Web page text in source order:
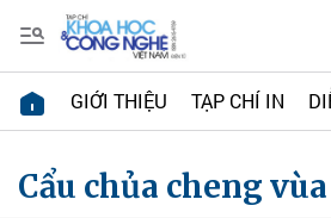
GIỚI THIỆU TẠP CHÍ IN
Cẩu chủa cheng vùa